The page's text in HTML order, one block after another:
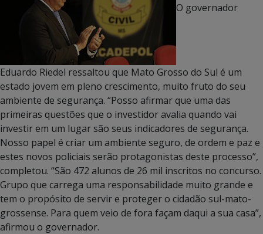
O governador
Eduardo Riedel ressaltou que Mato Grosso do Sul é um
estado jovem em pleno crescimento, muito fruto do seu
ambiente de segurança. “Posso afirmar que uma das
primeiras questões que o investidor avalia quando vai
investir em um lugar são seus indicadores de segurança.
Nosso papel é criar um ambiente seguro, de ordem e paz e
estes novos policiais serão protagonistas deste processo”,
completou. “São 472 alunos de 26 mil inscritos no concurso.
Grupo que carrega uma responsabilidade muito grande e
tem o propósito de servir e proteger o cidadão sul-mato-
grossense. Para quem veio de fora façam daqui a sua casa”,
afirmou o governador.